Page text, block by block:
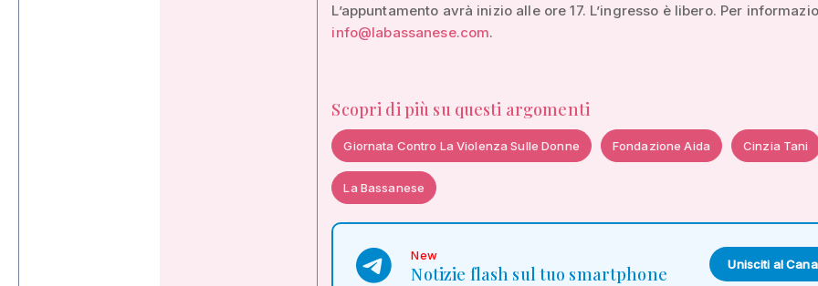
L’appuntamento avrà inizio alle ore 17. L’ingresso è libero. Per
info@labassanese.com.
Scopri di più su questi argomenti
Giornata Contro La Violenza Sulle Donne Fondazione Aida Cinzia Tani
La Bassanese
New
Notizie flash sul tuo smartphone Unisciti al